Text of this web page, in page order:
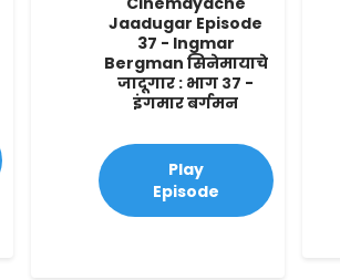
Jaadugar Episode
37 - Ingmar
Bergman सिनेमायाचे
जादूगार : भाग ३७ -
इंगमार बर्गमन
Play
Episode